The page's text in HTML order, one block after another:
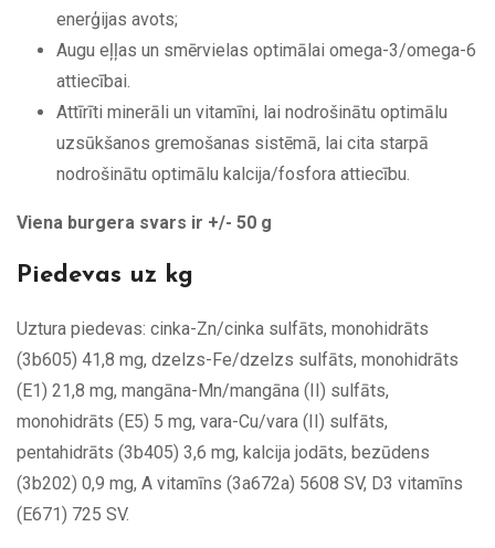
enerģijas avots;
Augu eļļas un smērvielas optimālai omega-3/omega-6
attiecībai.
Attīrīti minerāli un vitamīni, lai nodrošinātu optimālu
uzsūkšanos gremošanas sistēmā, lai cita starpā
nodrošinātu optimālu kalcija/fosfora attiecību.
Viena burgera svars ir +/- 50 g
Piedevas uz kg
Uztura piedevas: cinka-Zn/cinka sulfāts, monohidrāts
(3b605) 41,8 mg, dzelzs-Fe/dzelzs sulfāts, monohidrāts
(E1) 21,8 mg, mangāna-Mn/mangāna (II) sulfāts,
monohidrāts (E5) 5 mg, vara-Cu/vara (II) sulfāts,
pentahidrāts (3b405) 3,6 mg, kalcija jodāts, bezūdens
(3b202) 0,9 mg, A vitamīns (3a672a) 5608 SV, D3 vitamīns
(E671) 725 SV.